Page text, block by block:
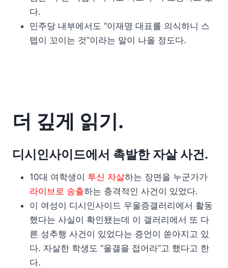
다.
민주당 내부에서도 “이재명 대표를 의식하니 스
텝이 꼬이는 것”이라는 말이 나올 정도다.
더 깊게 읽기.
디시인사이드에서 촉발한 자살 사건.
10대 여학생이 투신 자살하는 장면을 누군가가
라이브로 송출하는 충격적인 사건이 있었다.
이 여성이 디시인사이드 우울증갤러리에서 활동
했다는 사실이 확인됐는데 이 갤러리에서 또 다
른 성추행 사건이 있었다는 증언이 쏟아지고 있
다. 자살한 학생도 “울갤을 접어라”고 했다고 한
다.